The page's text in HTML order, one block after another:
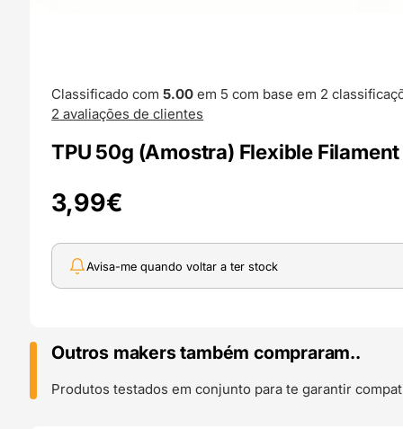
Classificado com5.00 em 5 com base em 2
2 avaliações de clientes
TPU 50g (Amostra) Flexible
3,99€
Avisa-me quando voltar a ter stock
Outros makers também compraram..
Produtos testados em conjunto para te garantir